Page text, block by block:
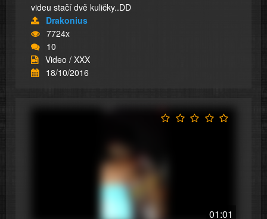
videu stačí dvě kuličky..DD
Drakonius
7724x
10
Video / XXX
18/10/2016
01:01